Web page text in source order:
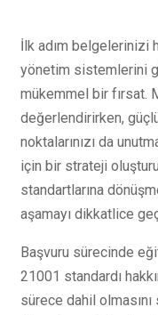
İlk adım belgelerinizi
yönetim sistemlerini
mükemmel bir fırsat.
değerlendirirken,
noktalarınızı da
için bir strateji
standartlarına
aşamayı dikkatlice
Başvuru sürecinde
21001 standardı
sürece dahil olmasını